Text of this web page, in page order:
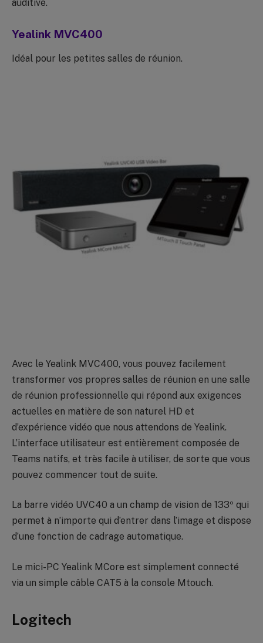
auditive.
Yealink MVC400
Idéal pour les petites salles de réunion.
Avec le Yealink MVC400, vous pouvez facilement
transformer vos propres salles de réunion en une salle
de réunion professionnelle qui répond aux exigences
actuelles en matière de son naturel HD et
d’expérience vidéo que nous attendons de Yealink.
L’interface utilisateur est entièrement composée de
Teams natifs, et très facile à utiliser, de sorte que vous
pouvez commencer tout de suite.
La barre vidéo UVC40 a un champ de vision de 133º qui
permet à n’importe qui d’entrer dans l’image et dispose
d’une fonction de cadrage automatique.
Le mici-PC Yealink MCore est simplement connecté
via un simple câble CAT5 à la console Mtouch.
Logitech